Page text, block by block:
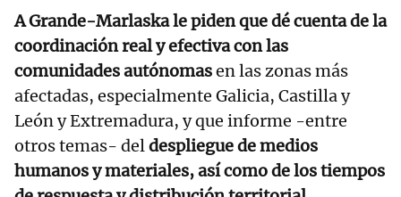
A Grande-Marlaska le piden que dé cuenta de la
coordinación real y efectiva con las
comunidades autónomasen las zonas más
afectadas, especialmente Galicia, Castilla y
León y Extremadura, y que informe -entre
otros temas- deldespliegue de medios
humanos y materiales, así como de los tiempos